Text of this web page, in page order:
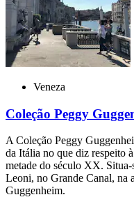
Veneza
Coleção Peggy
A Coleção Peggy
da Itália no que diz respeito
metade do século XX. Situa-
Leoni, no Grande Canal, na
Guggenheim.